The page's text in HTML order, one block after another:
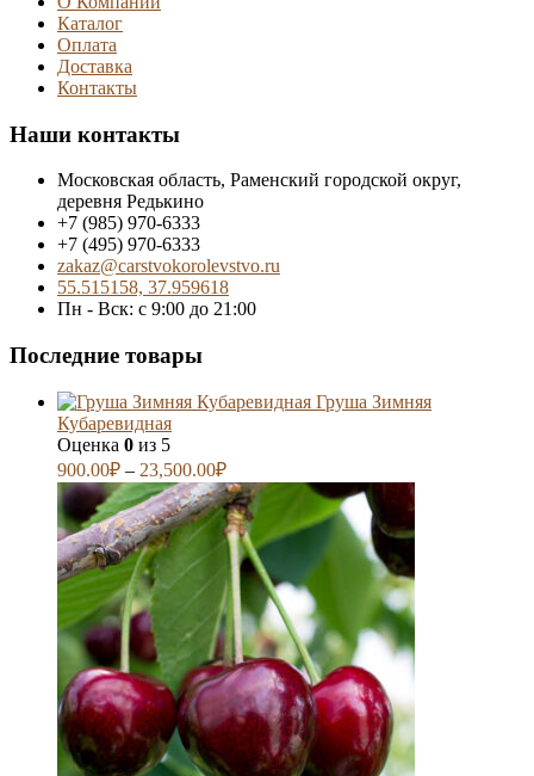
Каталог
Оплата
Доставка
Контакты
Наши контакты
Московская область, Раменский городской округ,
деревня Редькино
+7 (985) 970-6333
+7 (495) 970-6333
zakaz@carstvokorolevstvo.ru
55.515158, 37.959618
Пн - Вск: с 9:00 до 21:00
Последние товары
Груша Зимняя
Кубаревидная
Оценка 0 из 5
900.00₽ – 23,500.00₽